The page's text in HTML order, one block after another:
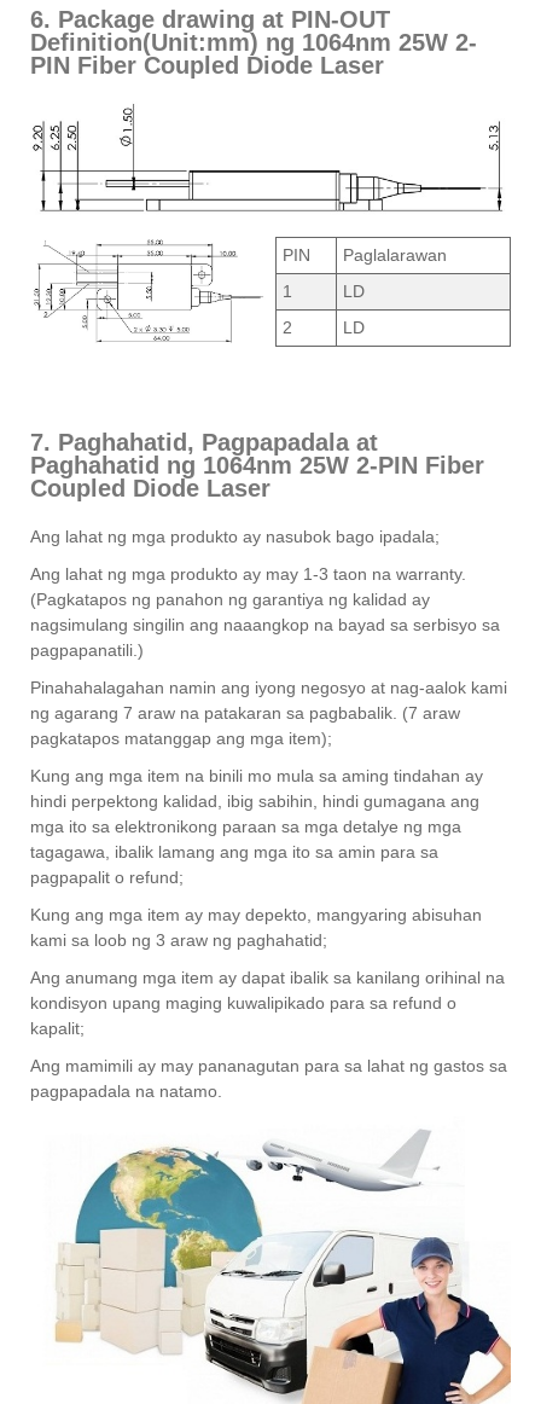
6. Package drawing at PIN-OUT
Definition(Unit:mm) ng 1064nm 25W 2-
PIN Fiber Coupled Diode Laser
PIN
Paglalarawan
1
LD
2
LD
7. Paghahatid, Pagpapadala at
Paghahatid ng 1064nm 25W 2-PIN Fiber
Coupled Diode Laser
Ang lahat ng mga produkto ay nasubok bago ipadala;
Ang lahat ng mga produkto ay may 1-3 taon na warranty.
(Pagkatapos ng panahon ng garantiya ng kalidad ay
nagsimulang singilin ang naaangkop na bayad sa serbisyo sa
pagpapanatili.)
Pinahahalagahan namin ang iyong negosyo at nag-aalok kami
ng agarang 7 araw na patakaran sa pagbabalik. (7 araw
pagkatapos matanggap ang mga item);
Kung ang mga item na binili mo mula sa aming tindahan ay
hindi perpektong kalidad, ibig sabihin, hindi gumagana ang
mga ito sa elektronikong paraan sa mga detalye ng mga
tagagawa, ibalik lamang ang mga ito sa amin para sa
pagpapalit o refund;
Kung ang mga item ay may depekto, mangyaring abisuhan
kami sa loob ng 3 araw ng paghahatid;
Ang anumang mga item ay dapat ibalik sa kanilang orihinal na
kondisyon upang maging kuwalipikado para sa refund o
kapalit;
Ang mamimili ay may pananagutan para sa lahat ng gastos sa
pagpapadala na natamo.